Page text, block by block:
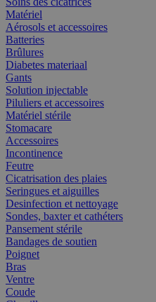
Matériel
Aérosols et accessoires
Batteries
Brûlures
Diabetes materiaal
Gants
Solution injectable
Piluliers et accessoires
Matériel stérile
Stomacare
Accessoires
Incontinence
Feutre
Cicatrisation des plaies
Seringues et aiguilles
Desinfection et nettoyage
Sondes, baxter et cathéters
Pansement stérile
Bandages de soutien
Poignet
Bras
Ventre
Coude